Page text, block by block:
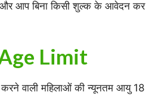
और आप बिना किसी शुल्क के आवेदन कर
Limit
वाली महिलाओं की न्यूनतम आयु 18